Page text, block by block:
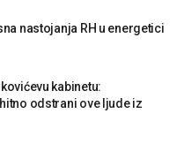
nastojanja RH u energetici
kabinetu:
odstrani ove ljude iz